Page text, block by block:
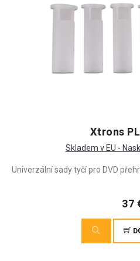
Xtrons
Skladem v EU -
Univerzální sady tyčí pro DVD
37